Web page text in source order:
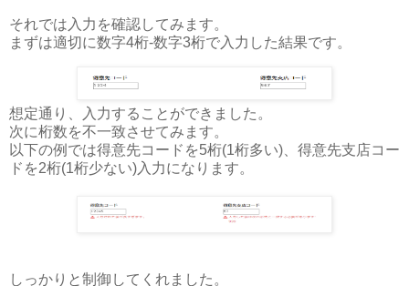
それでは入力を確認してみます。
まずは適切に数字4桁-数字3桁で入力した結果です。
想定通り、入力することができました。
次に桁数を不一致させてみます。
以下の例では得意先コードを5桁(1桁多い)、得意先支店コー
ドを2桁(1桁少ない)入力になります。
しっかりと制御してくれました。